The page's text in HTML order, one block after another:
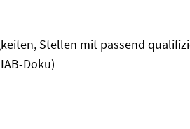
Stellen mit passend
Doku)